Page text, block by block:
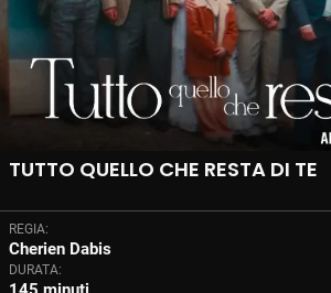
TUTTO QUELLO CHE RESTA DI TE
REGIA:
Cherien Dabis
DURATA: